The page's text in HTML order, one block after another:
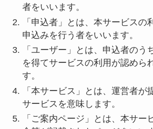
者をいいます。
「申込者」とは、本サービスの
申込みを行う者をいいます。
「ユーザー」とは、申込者のう
を得てサービスの利用が認めら
す。
「本サービス」とは、運営者が
サービスを意味します。
「ご案内ページ」とは、本サー